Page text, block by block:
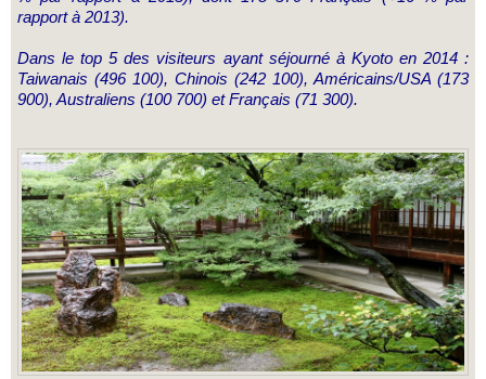
rapport à 2013).
Dans le top 5 des visiteurs ayant séjourné à Kyoto en 2014 :
Taiwanais (496 100), Chinois (242 100), Américains/USA (173
900), Australiens (100 700) et Français (71 300).